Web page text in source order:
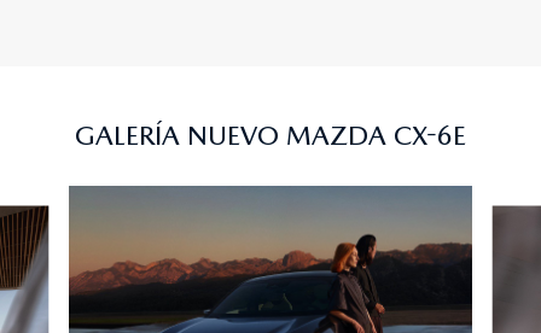
GALERÍA NUEVO MAZDA CX-6E